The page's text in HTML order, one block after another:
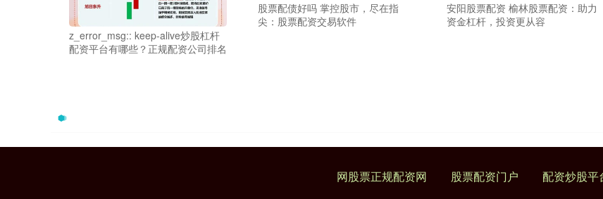
z_error_msg:: keep-alive炒股杠杆
配资平台有哪些？正规配资公司排名
股票配债好吗 掌控股市，尽在指
尖：股票配资交易软件
安阳股票配资 榆林股票配资：助力
资金杠杆，投资更从容
网股票正规配资网 股票配资门户 配资炒股平